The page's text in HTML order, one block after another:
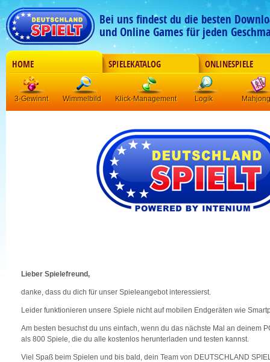
Bei uns findest du die besten
und Online Games für jeden
HOME SPIELEKATALOG ONLINESPIELE
3-Gewinnt Wimmelbild Klick-Management Logik Mahjong
Lieber Spielefreund,
danke, dass du dich für unser Spieleangebot interessierst.
Leider funktionieren unsere Spiele nicht auf mobilen Endgeräten wie
Am besten besuchst du uns einfach, wenn du das nächste Mal an deinem
als 800 Spiele, die du alle kostenlos herunterladen und testen kannst.
Viel Spaß beim Spielen und bis bald, dein Team von DEUTSCHLAND